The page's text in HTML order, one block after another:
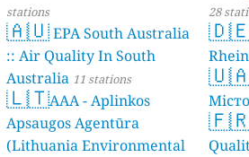
stations
🇦🇺EPA South Australia
:: Air Quality In South
Australia 11 stations
🇱🇹AAA - Aplinkos
Apsaugos Agentūra
(Lithuania Environmental
28